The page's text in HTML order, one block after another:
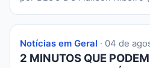
Notícias em Geral · 04 de
2 MINUTOS QUE